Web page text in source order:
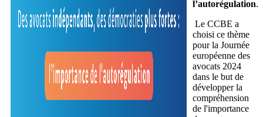
l’autorégulation.
Le CCBE a
choisi ce thème
pour la Journée
européenne des
avocats 2024
dans le but de
développer la
compréhension
de l'importance